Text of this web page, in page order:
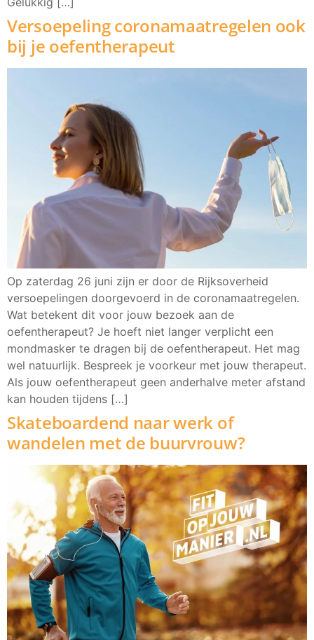
Versoepeling coronamaatregelen ook
bij je oefentherapeut
Op zaterdag 26 juni zijn er door de Rijksoverheid
versoepelingen doorgevoerd in de coronamaatregelen.
Wat betekent dit voor jouw bezoek aan de
oefentherapeut? Je hoeft niet langer verplicht een
mondmasker te dragen bij de oefentherapeut. Het mag
wel natuurlijk. Bespreek je voorkeur met jouw therapeut.
Als jouw oefentherapeut geen anderhalve meter afstand
kan houden tijdens […]
Skateboardend naar werk of
wandelen met de buurvrouw?